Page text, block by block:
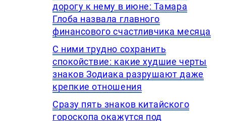
дорогу к нему в июне: Тамара
Глоба назвала главного
финансового счастливчика месяца
С ними трудно сохранить
спокойствие: какие худшие черты
знаков Зодиака разрушают даже
крепкие отношения
Сразу пять знаков китайского
гороскопа окажутся под